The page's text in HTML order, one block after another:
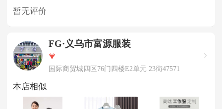
暂无评价
FG·义乌市富源服装
国际商贸城四区76门四楼E2单元 23街47571
本店相似